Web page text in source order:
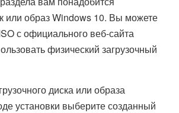
или образ Windows 10. Вы можете
с официального веб-сайта
физический загрузочный
диска или образа
установки выберите созданный